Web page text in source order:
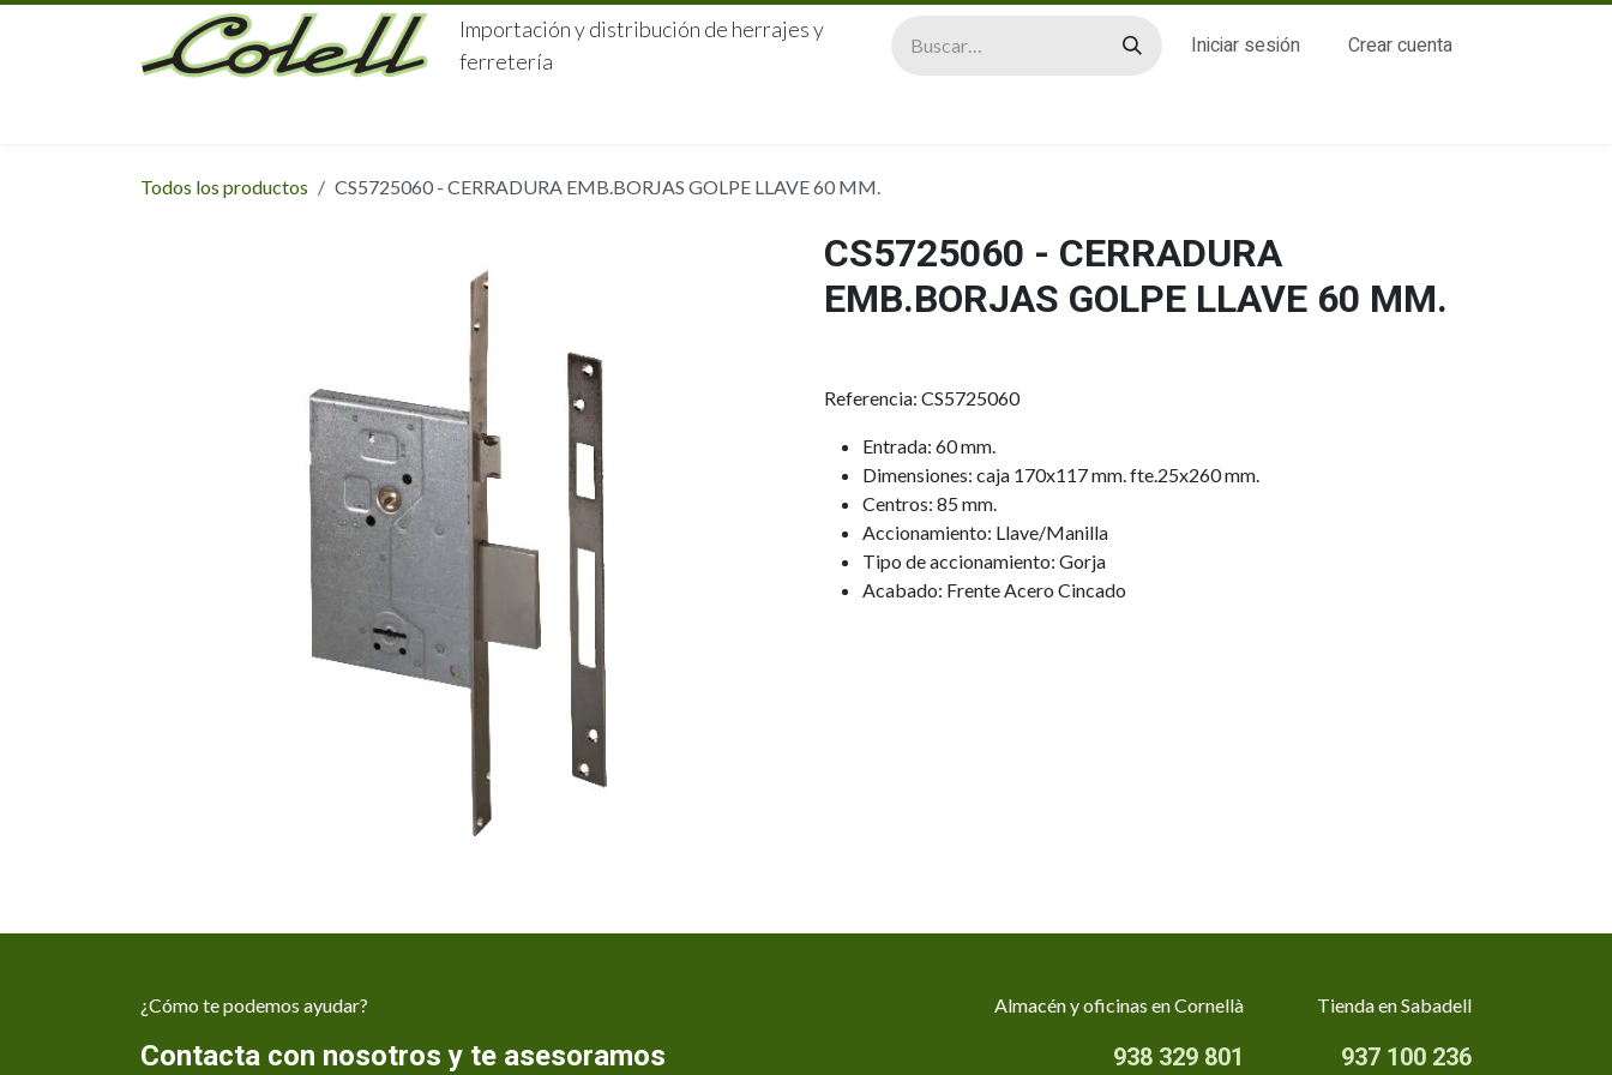
Ir al contenido
Importación y distribución de herrajes y
ferretería
Iniciar sesión Crear cuenta
Todos los productos CS5725060 - CERRADURA EMB.BORJAS GOLPE LLAVE 60 MM.
CS5725060 - CERRADURA
EMB.BORJAS GOLPE LLAVE 60 MM.
Referencia: CS5725060
Entrada: 60 mm.
Dimensiones: caja 170x117 mm. fte.25x260 mm.
Centros: 85 mm.
Accionamiento: Llave/Manilla
Tipo de accionamiento: Gorja
Acabado: Frente Acero Cincado
¿Cómo te podemos ayudar?
Contacta con nosotros y te asesoramos
Almacén y oficinas en Cornellà
938 329 801
Tienda en Sabadell
937 100 236